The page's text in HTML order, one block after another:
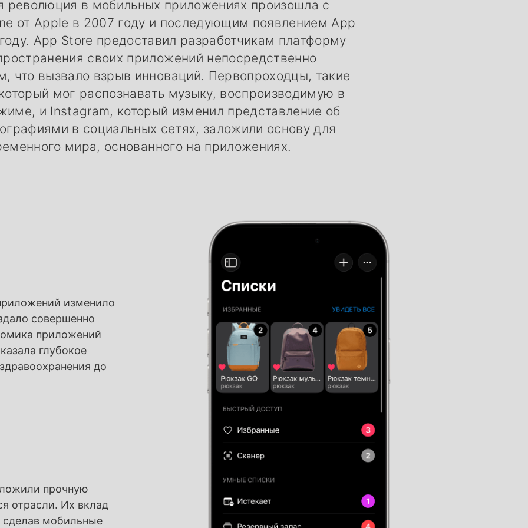
революция в мобильных приложениях произошла с
от Apple в 2007 году и последующим появлением App
App Store предоставил разработчикам платформу
своих приложений непосредственно
что вызвало взрыв инноваций. Первопроходцы, такие
мог распознавать музыку, воспроизводимую в
и Instagram, который изменил представление об
в социальных сетях, заложили основу для
мира, основанного на приложениях.
изменило
совершенно
приложений
глубокое
до
прочную
отрасли. Их вклад
сделав мобильные